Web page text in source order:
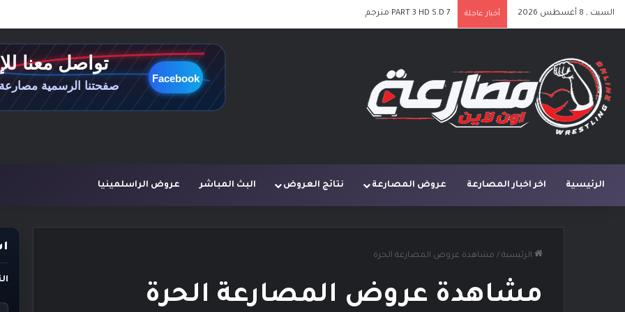
السبت , 8 أغسطس 2026 أخبار عاجلة PART 3 HD S.D 7 مترجم
الرئيسية اخر اخبار المصارعة عروض المصارعة نتائج العروض البث المباشر عروض الراسلمينيا
الرئيسية / مشاهدة عروض المصارعة الحرة
مشاهدة عروض المصارعة الحرة